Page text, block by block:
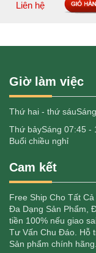
Liên hệ
Giờ làm việc
Thứ hai - thứ sáu
Thứ bảySáng 07:45 -
Buổi chiều nghỉ
Cam kết
Free Ship Cho Tất
Đa Dạng Sản Phẩm,
tiền 100% nếu giao
Tư Vấn Chu Đáo. Hỗ
Sản phẩm chính